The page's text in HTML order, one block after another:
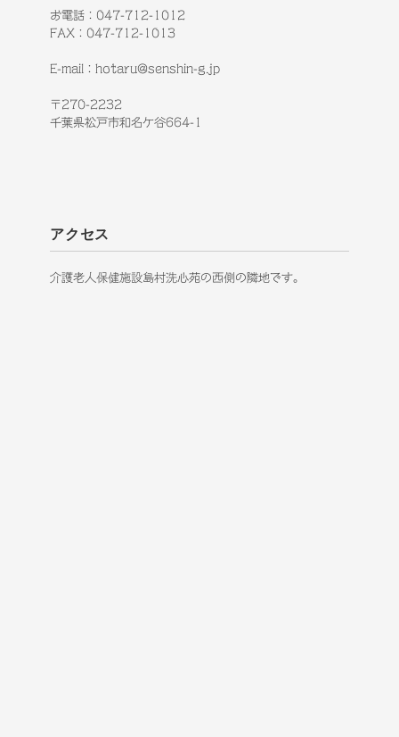
お電話：047-712-1012
FAX：047-712-1013
E-mail：hotaru@senshin-g.jp
〒270-2232
千葉県松戸市和名ケ谷664-1
アクセス
介護老人保健施設島村洗心苑の西側の隣地です。